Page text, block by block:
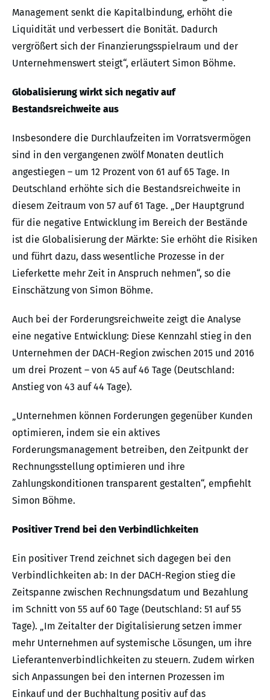
Management senkt die Kapitalbindung, erhöht die
Liquidität und verbessert die Bonität. Dadurch
vergrößert sich der Finanzierungsspielraum und der
Unternehmenswert steigt“, erläutert Simon Böhme.
Globalisierung wirkt sich negativ auf
Bestandsreichweite aus
Insbesondere die Durchlaufzeiten im Vorratsvermögen
sind in den vergangenen zwölf Monaten deutlich
angestiegen – um 12 Prozent von 61 auf 65 Tage. In
Deutschland erhöhte sich die Bestandsreichweite in
diesem Zeitraum von 57 auf 61 Tage. „Der Hauptgrund
für die negative Entwicklung im Bereich der Bestände
ist die Globalisierung der Märkte: Sie erhöht die Risiken
und führt dazu, dass wesentliche Prozesse in der
Lieferkette mehr Zeit in Anspruch nehmen“, so die
Einschätzung von Simon Böhme.
Auch bei der Forderungsreichweite zeigt die Analyse
eine negative Entwicklung: Diese Kennzahl stieg in den
Unternehmen der DACH-Region zwischen 2015 und 2016
um drei Prozent – von 45 auf 46 Tage (Deutschland:
Anstieg von 43 auf 44 Tage).
„Unternehmen können Forderungen gegenüber Kunden
optimieren, indem sie ein aktives
Forderungsmanagement betreiben, den Zeitpunkt der
Rechnungsstellung optimieren und ihre
Zahlungskonditionen transparent gestalten“, empfiehlt
Simon Böhme.
Positiver Trend bei den Verbindlichkeiten
Ein positiver Trend zeichnet sich dagegen bei den
Verbindlichkeiten ab: In der DACH-Region stieg die
Zeitspanne zwischen Rechnungsdatum und Bezahlung
im Schnitt von 55 auf 60 Tage (Deutschland: 51 auf 55
Tage). „Im Zeitalter der Digitalisierung setzen immer
mehr Unternehmen auf systemische Lösungen, um ihre
Lieferantenverbindlichkeiten zu steuern. Zudem wirken
sich Anpassungen bei den internen Prozessen im
Einkauf und der Buchhaltung positiv auf das